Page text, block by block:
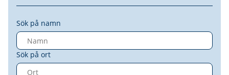
Sök på namn
Sök på ort